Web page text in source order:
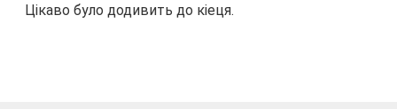
Цікаво було додивить до кіеця.